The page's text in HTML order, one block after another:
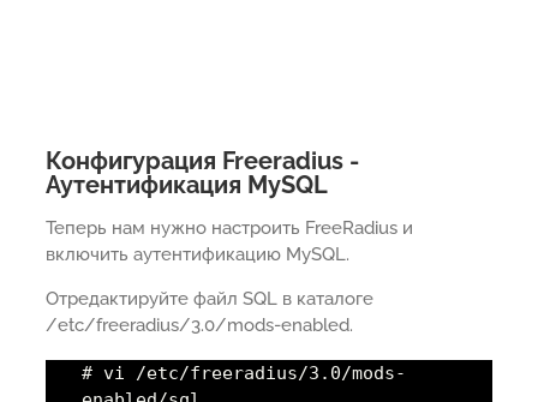
Конфигурация Freeradius -
Аутентификация MySQL
Теперь нам нужно настроить FreeRadius и
включить аутентификацию MySQL.
Отредактируйте файл SQL в каталоге
/etc/freeradius/3.0/mods-enabled.
# vi /etc/freeradius/3.0/mods-